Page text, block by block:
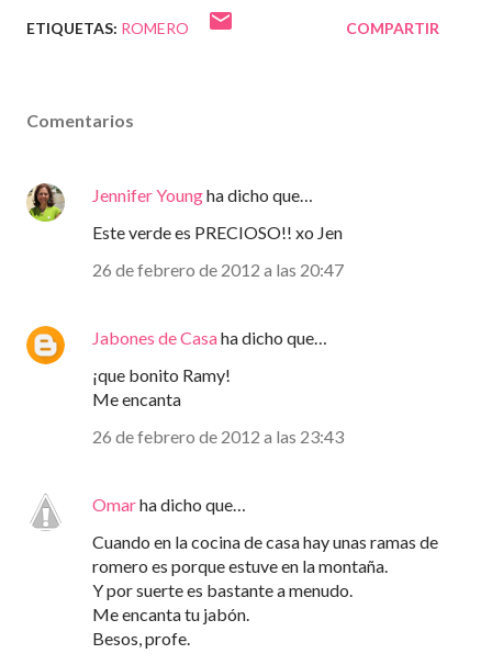
ETIQUETAS: ROMERO COMPARTIR
Comentarios
Jennifer Youngha dicho que…
Este verde es PRECIOSO!! xo Jen
26 de febrero de 2012 a las 20:47
Jabones de Casaha dicho que…
¡que bonito Ramy!
Me encanta
26 de febrero de 2012 a las 23:43
Omarha dicho que…
Cuando en la cocina de casa hay unas ramas de
romero es porque estuve en la montaña.
Y por suerte es bastante a menudo.
Me encanta tu jabón.
Besos, profe.